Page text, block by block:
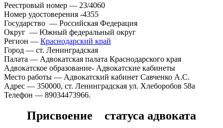
Реестровый номер — 23/4060
Номер удостоверения -4355
Государство — Российская Федерация
Округ — Южный федеральный округ
Регион — Краснодарский край
Город — ст. Ленинградская
Палата — Адвокатская палата Краснодарского края
Адвокатское образование- Адвокатские кабинеты
Место работы — Адвокатский кабинет Савченко А.С.
Адрес — 350000, ст. Ленинградская ул. Хлеборобов 58а
Телефон — 89034473966.
Присвоение статуса адвоката